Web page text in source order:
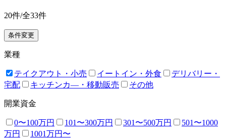
20件/全33件
条件変更
業種
テイクアウト・小売 イートイン・外食
デリバリー・
宅配
キッチンカ―・移動販売 その他
開業資金
0〜100万円 101〜300万円 301〜500万円
501〜1000
万円
1001万円〜